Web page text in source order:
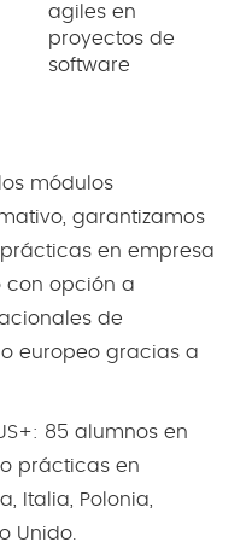
agiles en
proyectos de
software
módulos
garantizamos
en empresa
con opción a
de
europeo gracias a
85 alumnos en
prácticas en
Italia, Polonia,
Unido.